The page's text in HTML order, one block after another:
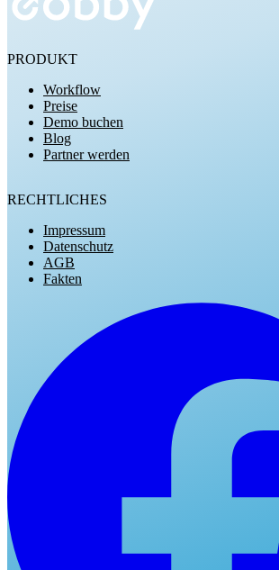
PRODUKT
Workflow
Preise
Demo buchen
Blog
Partner werden
RECHTLICHES
Impressum
Datenschutz
AGB
Fakten